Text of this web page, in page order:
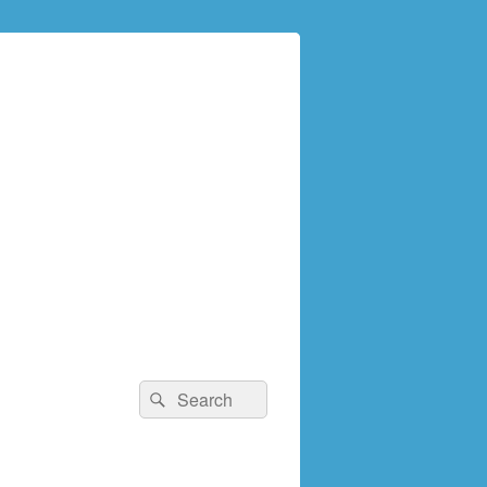
検
索:
検
索